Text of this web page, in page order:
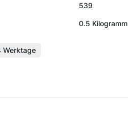
539
0.5 Kilogramm
Werktage